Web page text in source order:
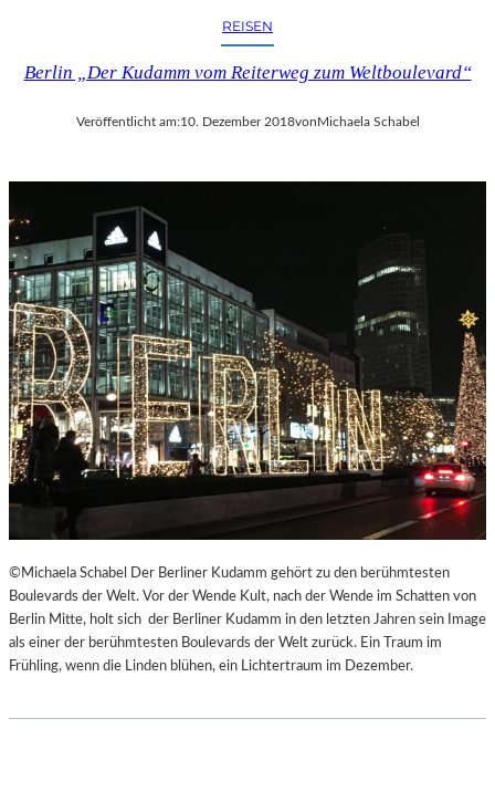
REISEN
Berlin „Der Kudamm vom Reiterweg zum Weltboulevard“
Veröffentlicht am:10. Dezember 2018vonMichaela Schabel
©Michaela Schabel Der Berliner Kudamm gehört zu den berühmtesten
Boulevards der Welt. Vor der Wende Kult, nach der Wende im Schatten von
Berlin Mitte, holt sich der Berliner Kudamm in den letzten Jahren sein Image
als einer der berühmtesten Boulevards der Welt zurück. Ein Traum im
Frühling, wenn die Linden blühen, ein Lichtertraum im Dezember.